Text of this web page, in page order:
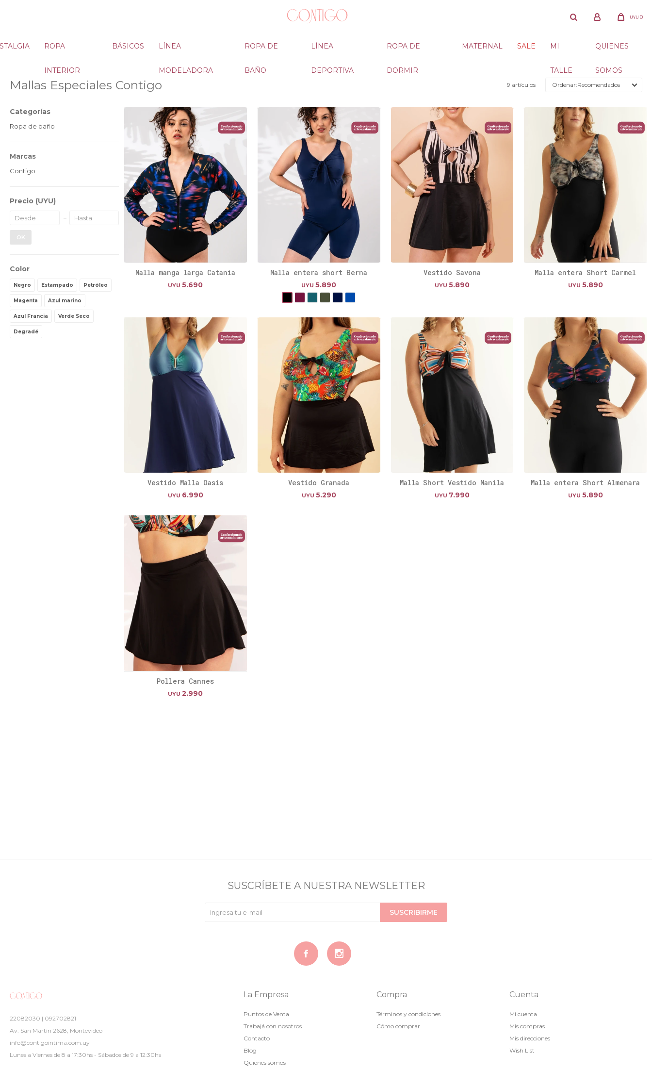
ROPA
INTERIOR
BÁSICOS LÍNEA
MODELADORA
ROPA DE
BAÑO
LÍNEA
DEPORTIVA
ROPA DE
DORMIR
MATERNAL SALE MI
TALLE
QUIENES
SOMOS
UYU 0
Mallas Especiales Contigo 9 artículos Recomendados
Malla manga larga Catania
UYU 5.690
Malla entera short Berna
UYU 5.890
Vestido Savona
UYU 5.890
Malla entera Short Carmel
UYU 5.890
Vestido Malla Oasis
UYU 6.990
Vestido Granada
UYU 5.290
Malla Short Vestido Manila
UYU 7.990
Malla entera Short Almenara
UYU 5.890
Pollera Cannes
UYU 2.990
Categorías
Ropa de baño
Marcas
Contigo
Precio (UYU)
OK
Color
Negro Estampado Petróleo
Magenta Azul marino
Azul Francia Verde Seco
Degradé
22082030 | 092702821
Av. San Martín 2628, Montevideo
info@contigointima.com.uy
Lunes a Viernes de 8 a 17:30hs - Sábados de 9 a 12:30hs
La Empresa
Puntos de Venta
Trabajá con nosotros
Contacto
Blog
Quienes somos
Compra
Términos y condiciones
Cómo comprar
Cuenta
Mi cuenta
Mis compras
Mis direcciones
Wish List
SUSCRÍBETE A NUESTRA NEWSLETTER
SUSCRIBIRME
 